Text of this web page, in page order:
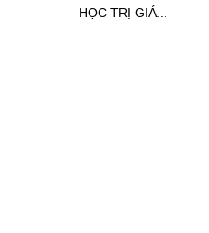
HỌC TRỊ GIÁ...